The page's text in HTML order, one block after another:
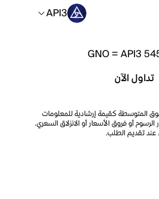
API3
GNO=API3
تداول الآن
المتوسطة كقيمة إرشادية للمعلومات
أو فروق الأسعار أو الانزلاق السعري.
عند تقديم الطلب.